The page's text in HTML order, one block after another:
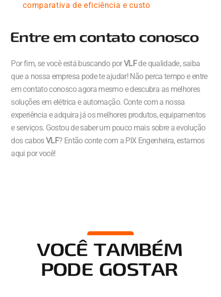
comparativa de eficiência e custo
Entre em contato conosco
Por fim, se você está buscando porVLFde qualidade, saiba
que a nossa empresa pode te ajudar! Não perca tempo e entre
em contato conosco agora mesmo e descubra as melhores
soluções em elétrica e automação. Conte com a nossa
experiência e adquira já os melhores produtos, equipamentos
e serviços. Gostou de saber um pouco mais sobre a evolução
dos cabosVLF? Então conte com a PIX Engenheira, estamos
aqui por você!
VOCÊ TAMBÉM
PODE GOSTAR